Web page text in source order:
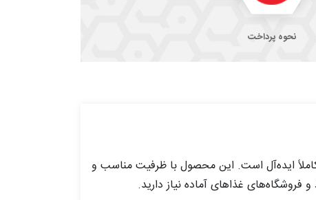
نحوه پرداخت
ایده‌آل است. این محصول با ظرفیت مناسب و
غذاهای آماده نیاز دارید.